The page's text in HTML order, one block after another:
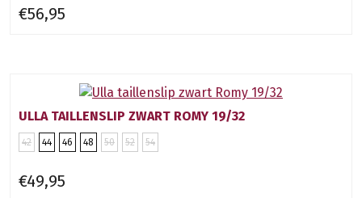
€56,95
ULLA TAILLENSLIP ZWART ROMY 19/32
42 44 46 48 50 52 54
€49,95